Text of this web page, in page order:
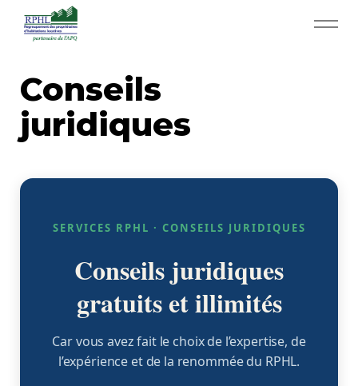
Services RPHL
Rabais
Conseils
juridiques
SERVICES RPHL · CONSEILS JURIDIQUES
Conseils juridiques
gratuits et illimités
Car vous avez fait le choix de l’expertise, de
l’expérience et de la renommée du RPHL.